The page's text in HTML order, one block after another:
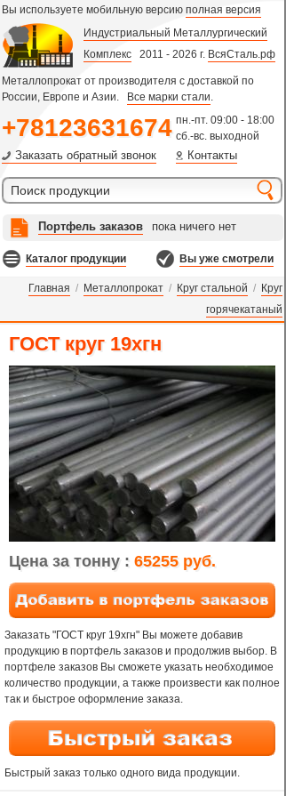
Вы используете мобильную версию полная версия
Индустриальный Металлургический
Комплекс 2011 - 2026 г. ВсяСталь.рф
Металлопрокат от производителя с доставкой по
России, Европе и Азии.
Все марки стали.
+78123631674 пн.-пт. 09:00 - 18:00
сб.-вс. выходной
Заказать обратный звонок Контакты
Портфель заказов пока ничего нет
Каталог продукции Вы уже смотрели
Главная / Металлопрокат / Круг стальной / Круг
горячекатаный
ГОСТ круг 19хгн
Цена за тонну : 65255 руб.
Заказать "ГОСТ круг 19хгн" Вы можете добавив
продукцию в портфель заказов и продолжив выбор. В
портфеле заказов Вы сможете указать необходимое
количество продукции, а также произвести как полное
так и быстрое оформление заказа.
Быстрый заказ только одного вида продукции.